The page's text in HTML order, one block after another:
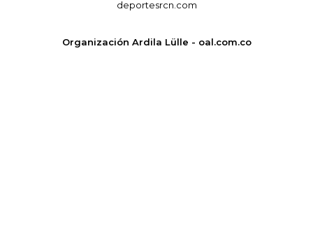
deportesrcn.com
Organización Ardila Lülle - oal.com.co